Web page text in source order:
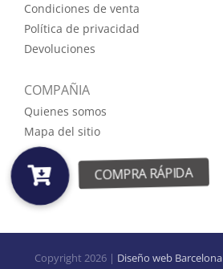
Condiciones de venta
Política de privacidad
Devoluciones
COMPAÑIA
Quienes somos
Mapa del sitio
Copyright 2026 | Diseño web Barcelona